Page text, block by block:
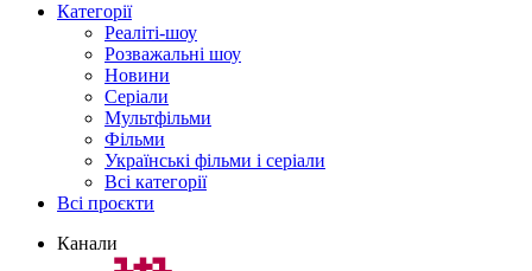
Категорії
Реаліті-шоу
Розважальні шоу
Новини
Серіали
Мультфільми
Фільми
Українські фільми і серіали
Всі категорії
Всі проєкти
Канали